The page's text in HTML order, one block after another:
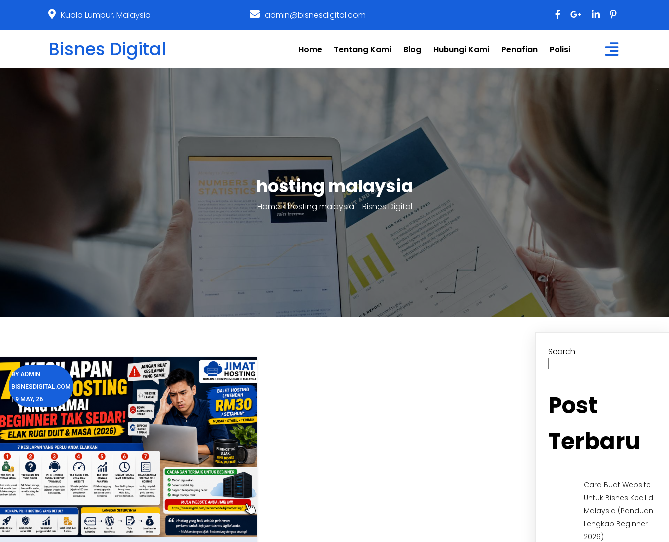
Kuala Lumpur, Malaysia admin@bisnesdigital.com
Bisnes Digital Home Tentang Kami Blog Hubungi Kami Penafian Polisi
hosting malaysia
Home»hosting malaysia - Bisnes Digital
BYADMIN
BISNESDIGITAL.COM
| 9 MAY, 26
Search
Post
Terbaru
Cara Buat Website
Untuk Bisnes Kecil di
Malaysia (Panduan
Lengkap Beginner
2026)